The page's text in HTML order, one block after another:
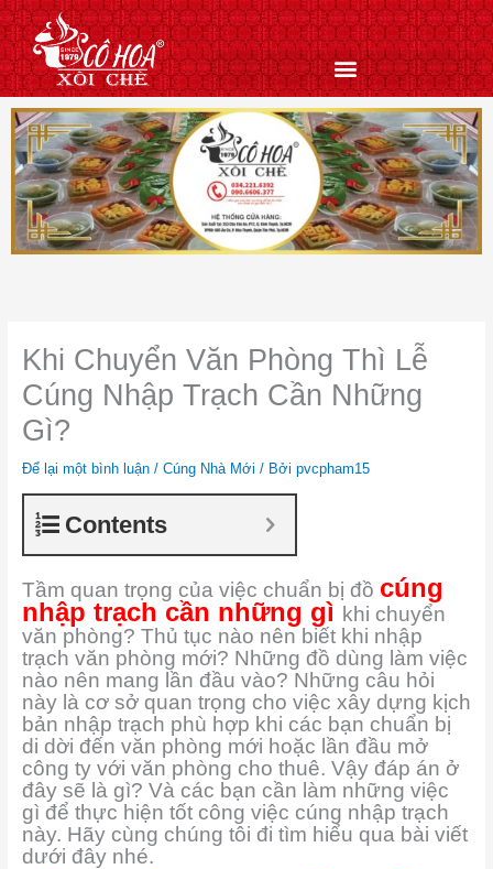
Nhảy
tới
nội
dung
Khi Chuyển Văn Phòng Thì Lễ
Cúng Nhập Trạch Cần Những
Gì?
Để lại một bình luận / Cúng Nhà Mới / Bởi pvcpham15
Contents
Tầm quan trọng của việc chuẩn bị đồ cúng
nhập trạch cần những gì khi chuyển
văn phòng? Thủ tục nào nên biết khi nhập
trạch văn phòng mới? Những đồ dùng làm việc
nào nên mang lần đầu vào? Những câu hỏi
này là cơ sở quan trọng cho việc xây dựng kịch
bản nhập trạch phù hợp khi các bạn chuẩn bị
di dời đến văn phòng mới hoặc lần đầu mở
công ty với văn phòng cho thuê. Vậy đáp án ở
đây sẽ là gì? Và các bạn cần làm những việc
gì để thực hiện tốt công việc cúng nhập trạch
này. Hãy cùng chúng tôi đi tìm hiểu qua bài viết
dưới đây nhé.